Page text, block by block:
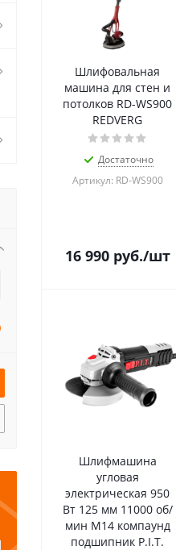
Шлифовальная
машина для стен и
потолков RD-WS900
REDVERG
Достаточно
Артикул: RD-WS900
16 990руб./шт
Шлифмашина
угловая
электрическая 950
Вт 125 мм 11000 об/
мин М14 компаунд
подшипник P.I.T.